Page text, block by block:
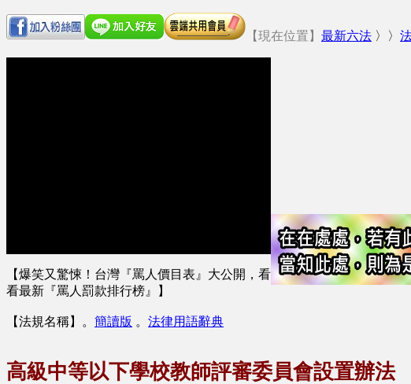
【現在位置】 最新六法 〉〉
【爆笑又驚悚！台灣『罵人價目表』大公開，看
看最新『罵人罰款排行榜』】
【法規名稱】 。 簡讀版 。 法律用語辭典
高級中等以下學校教師評審委員會設置辦法